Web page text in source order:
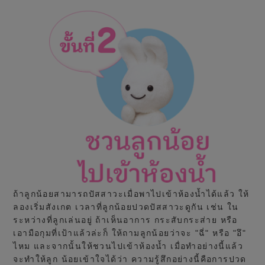
ถ้าลูกน้อยสามารถปัสสาวะเมื่อพาไปเข้าห้องน้ำได้แล้ว ให้
ลองเริ่มสังเกต เวลาที่ลูกน้อยปวดปัสสาวะดูกัน เช่น ใน
ระหว่างที่ลูกเล่นอยู่ ถ้าเห็นอาการ กระสับกระส่าย หรือ
เอามือกุมที่เป้าแล้วล่ะก็ ให้ถามลูกน้อยว่าจะ "ฉี่" หรือ "อึ"
ไหม และจากนั้นให้ชวนไปเข้าห้องน้ำ เมื่อทำอย่างนี้แล้ว
จะทำให้ลูก น้อยเข้าใจได้ว่า ความรู้สึกอย่างนี้คือการปวด